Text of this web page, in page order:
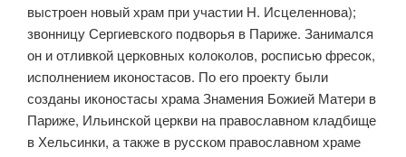
выстроен новый храм при участии Н. Исцеленнова);
звонницу Сергиевского подворья в Париже. Занимался
он и отливкой церковных колоколов, росписью фресок,
исполнением иконостасов. По его проекту были
созданы иконостасы храма Знамения Божией Матери в
Париже, Ильинской церкви на православном кладбище
в Хельсинки, а также в русском православном храме